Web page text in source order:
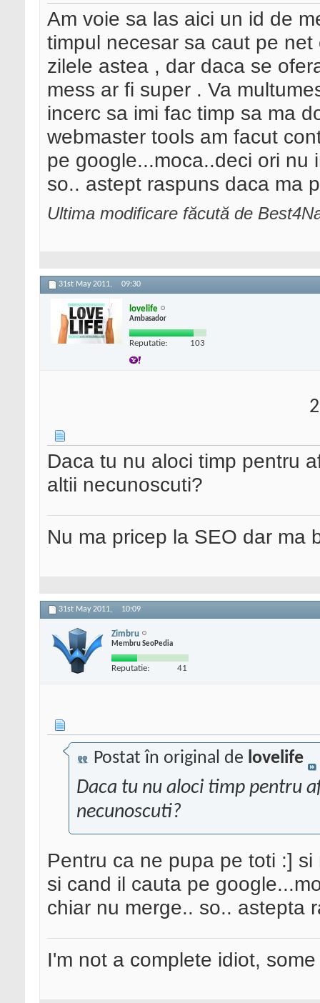
Am voie sa las aici un id de
timpul necesar sa caut pe
zilele astea , dar daca se
mess ar fi super . Va
incerc sa imi fac timp sa ma
webmaster tools am facut
pe google...moca..deci ori nu
so.. astept raspuns daca ma
Ultima modificare făcută de
31st May 2011, 09:30
lovelife
Ambasador
Reputatie: 103
Daca tu nu aloci timp pentru
altii necunoscuti?
Nu ma pricep la SEO dar ma
31st May 2011, 10:09
Zimbru
Membru SeoPedia
Reputatie: 41
Postat în original de lovelife
Daca tu nu aloci timp pentru
necunoscuti?
Pentru ca ne pupa pe toti :]
si cand il cauta pe
chiar nu merge.. so.. astepta
I'm not a complete idiot,